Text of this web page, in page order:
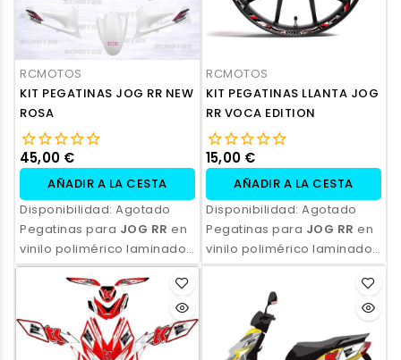
RCMOTOS
KIT PEGATINAS JOG RR NEW
ROSA
45,00 €
AÑADIR A LA CESTA
Disponibilidad: Agotado
Pegatinas para JOG RR en
vinilo polimérico laminado,
impresas con tinta
ecosolvente. Alta
resistencia, acabado
profesional y opción de
personalización.
RCMOTOS
KIT PEGATINAS LLANTA JOG
RR VOCA EDITION
15,00 €
AÑADIR A LA CESTA
Disponibilidad: Agotado
Pegatinas para JOG RR en
vinilo polimérico laminado,
impresas con tinta
ecosolvente. Alta
resistencia, acabado
profesional y opción de
personalización.